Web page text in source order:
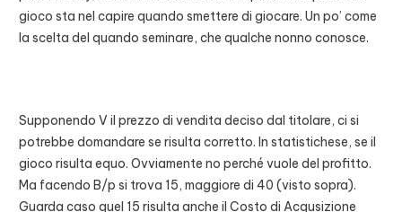
gioco sta nel capire quando smettere di giocare. Un po’ come
la scelta del quando seminare, che qualche nonno conosce.
Supponendo V il prezzo di vendita deciso dal titolare, ci si
potrebbe domandare se risulta corretto. In statistichese, se il
gioco risulta equo. Ovviamente no perché vuole del profitto.
Ma facendo B/p si trova 15, maggiore di 40 (visto sopra).
Guarda caso quel 15 risulta anche il Costo di Acqusizione